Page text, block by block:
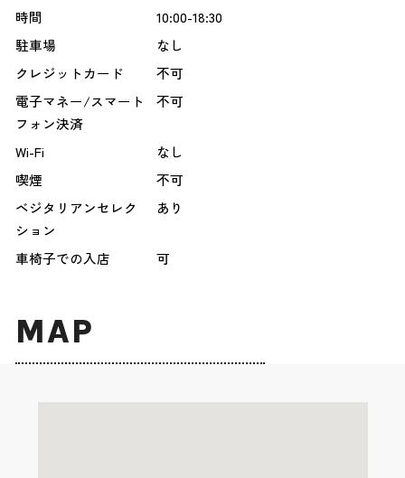
時間
10:00-18:30
駐車場
なし
クレジットカード
不可
電子マネー/スマート
フォン決済
不可
Wi-Fi
なし
喫煙
不可
ベジタリアンセレク
ション
あり
車椅子での入店 可
MAP